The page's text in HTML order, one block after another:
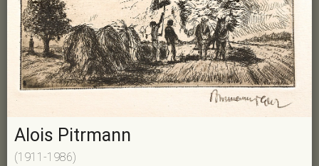
Alois Pitrmann
(1911-1986)